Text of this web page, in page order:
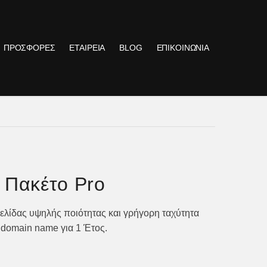
ΠΡΟΣΦΟΡΕΣ ΕΤΑΙΡΕΙΑ BLOG ΕΠΙΚΟΙΝΩΝΙΑ
Pro
υψηλής ποιότητας και γρήγορη ταχύτητα
name για 1 Έτος.